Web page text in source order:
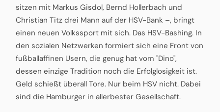
sitzen mit Markus Gisdol, Bernd Hollerbach und
Christian Titz drei Mann auf der HSV-Bank –, bringt
einen neuen Volkssport mit sich. Das HSV-Bashing. In
den sozialen Netzwerken formiert sich eine Front von
fußballaffinen Usern, die genug hat vom "Dino",
dessen einzige Tradition noch die Erfolglosigkeit ist.
Geld schießt überall Tore. Nur beim HSV nicht. Dabei
sind die Hamburger in allerbester Gesellschaft.